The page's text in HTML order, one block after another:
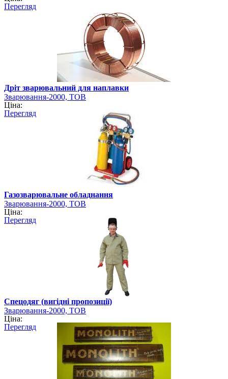
Перегляд
Дріт зварювальний для наплавки
Зварювання-2000, ТОВ
Ціна:
Перегляд
Газозварювальне обладнання
Зварювання-2000, ТОВ
Ціна:
Перегляд
Спецодяг (вигідні пропозиції)
Зварювання-2000, ТОВ
Ціна:
Перегляд